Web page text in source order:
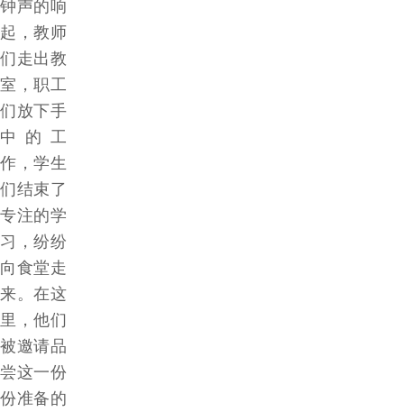
钟声的响
起，教师
们走出教
室，职工
们放下手
中的工
作，学生
们结束了
专注的学
习，纷纷
向食堂走
来。在这
里，他们
被邀请品
尝这一份
份准备的